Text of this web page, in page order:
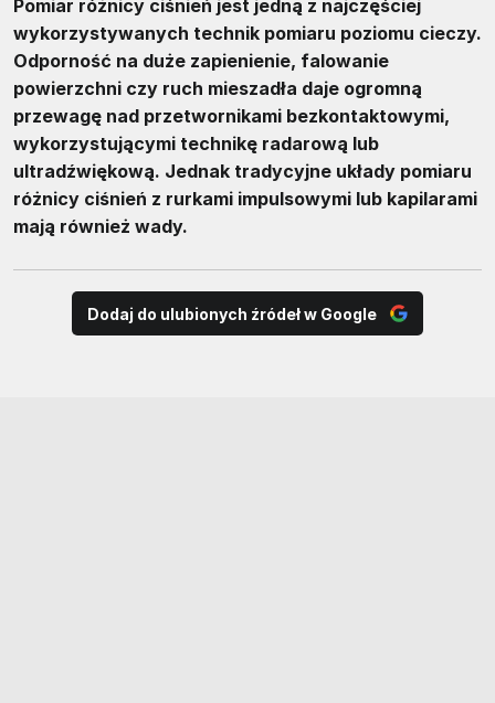
Pomiar różnicy ciśnień jest jedną z najczęściej
wykorzystywanych technik pomiaru poziomu cieczy.
Odporność na duże zapienienie, falowanie
powierzchni czy ruch mieszadła daje ogromną
przewagę nad przetwornikami bezkontaktowymi,
wykorzystującymi technikę radarową lub
ultradźwiękową. Jednak tradycyjne układy pomiaru
różnicy ciśnień z rurkami impulsowymi lub kapilarami
mają również wady.
Dodaj do ulubionych źródeł w Google